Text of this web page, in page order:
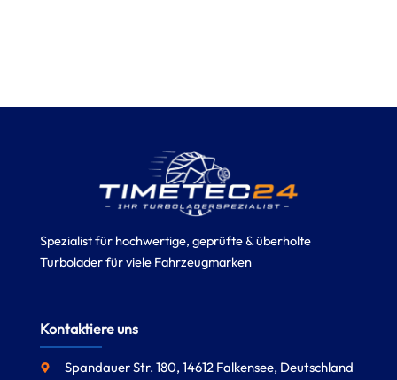
Spezialist für hochwertige, geprüfte & überholte
Turbolader für viele Fahrzeugmarken
Kontaktiere uns
Spandauer Str. 180, 14612 Falkensee, Deutschland